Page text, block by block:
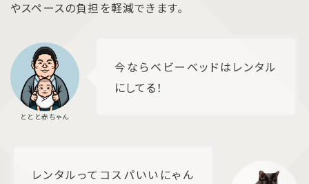
やスペースの負担を軽減できます。
今ならベビーベッドはレンタル
にしてる！
レンタルってコスパいいにゃん